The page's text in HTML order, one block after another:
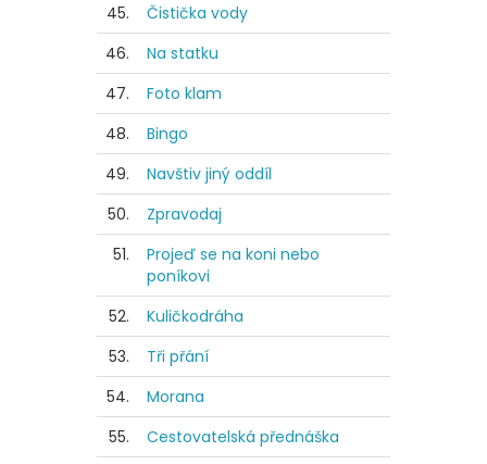
45.
Čistička vody
46.
Na statku
47.
Foto klam
48.
Bingo
49.
Navštiv jiný oddíl
50.
Zpravodaj
51.
Projeď se na koni nebo
poníkovi
52.
Kuličkodráha
53.
Tři přání
54.
Morana
55.
Cestovatelská přednáška